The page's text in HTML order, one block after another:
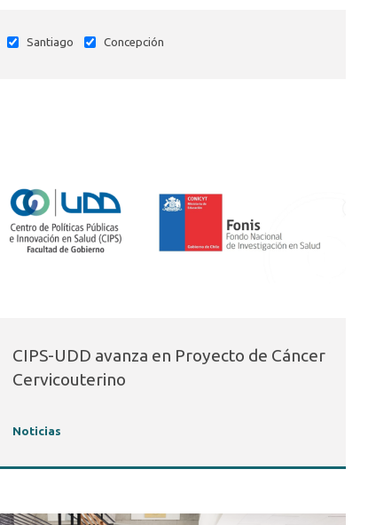
Santiago Concepción
CIPS-UDD avanza en Proyecto de Cáncer
Cervicouterino
Noticias